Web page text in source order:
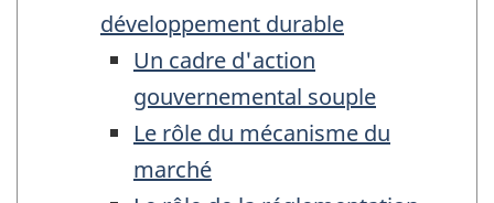
développement durable
Un cadre d'action
gouvernemental souple
Le rôle du mécanisme du
marché